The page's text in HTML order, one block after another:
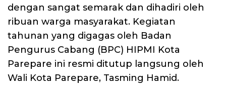
dengan sangat semarak dan dihadiri oleh
ribuan warga masyarakat. Kegiatan
tahunan yang digagas oleh Badan
Pengurus Cabang (BPC) HIPMI Kota
Parepare ini resmi ditutup langsung oleh
Wali Kota Parepare, Tasming Hamid.